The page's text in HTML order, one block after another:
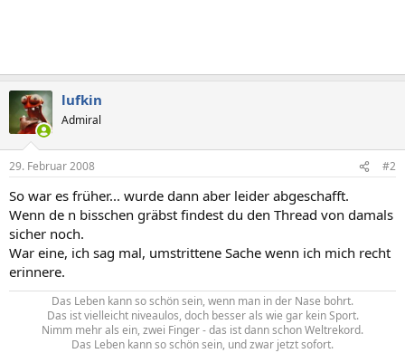
lufkin
Admiral
29. Februar 2008 #2
So war es früher... wurde dann aber leider abgeschafft.
Wenn de n bisschen gräbst findest du den Thread von damals
sicher noch.
War eine, ich sag mal, umstrittene Sache wenn ich mich recht
erinnere.
Das Leben kann so schön sein, wenn man in der Nase bohrt.
Das ist vielleicht niveaulos, doch besser als wie gar kein Sport.
Nimm mehr als ein, zwei Finger - das ist dann schon Weltrekord.
Das Leben kann so schön sein, und zwar jetzt sofort.​